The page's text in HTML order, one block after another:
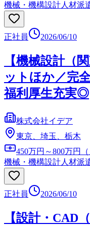
機械・機構設計人材派
正社員 2026/06/10
【機械設計（
ットほか／完
福利厚生充実◎
株式会社イデア
東京、埼玉、栃木
450万円～800万円
機械・機構設計人材派
正社員 2026/06/10
【設計・CAD